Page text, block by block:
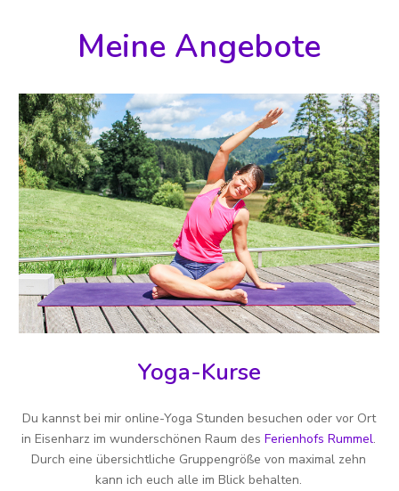
Meine Angebote
Yoga-Kurse
Du kannst bei mir online-Yoga Stunden besuchen oder vor Ort
in Eisenharz im wunderschönen Raum desFerienhofs Rummel.
Durch eine übersichtliche Gruppengröße von maximal zehn
kann ich euch alle im Blick behalten.